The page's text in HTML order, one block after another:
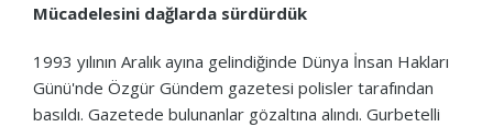
Mücadelesini dağlarda sürdürdük
1993 yılının Aralık ayına gelindiğinde Dünya İnsan Hakları
Günü'nde Özgür Gündem gazetesi polisler tarafından
basıldı. Gazetede bulunanlar gözaltına alındı. Gurbetelli